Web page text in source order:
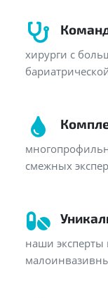
хирурги с
смежных
наши